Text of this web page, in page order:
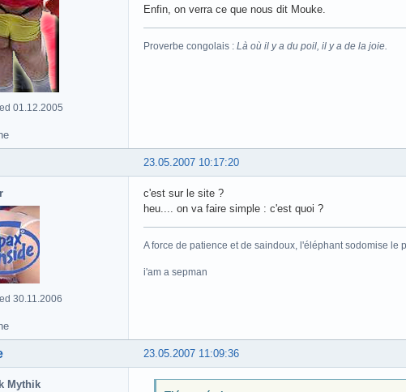
01.12.2005
Enfin, on verra ce que nous dit Mouke.
Proverbe congolais : Là où il y a du poil, il y a de la joie.
23.05.2007 10:17:20
30.11.2006
c'est sur le site ?
heu.... on va faire simple : c'est quoi ?
A force de patience et de saindoux, l'éléphant sodomise le
i'am a sepman
23.05.2007 11:09:36
Mythik